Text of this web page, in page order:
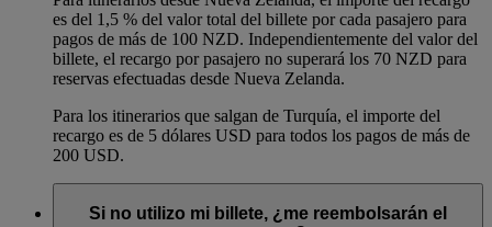
es del 1,5 % del valor total del billete por cada pasajero para
pagos de más de 100 NZD. Independientemente del valor del
billete, el recargo por pasajero no superará los 70 NZD para
reservas efectuadas desde Nueva Zelanda.
Para los itinerarios que salgan de Turquía, el importe del
recargo es de 5 dólares USD para todos los pagos de más de
200 USD.
Si no utilizo mi billete, ¿me reembolsarán el